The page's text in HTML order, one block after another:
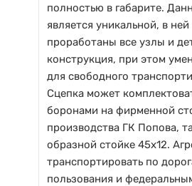
полностью в габарите.
является уникальной, в
проработаны все узлы и
конструкция, при этом
для свободного
Сцепка может
боронами на фирменной
производства ГК Попова,
образной стойке 45х12.
транспортировать по
пользования и